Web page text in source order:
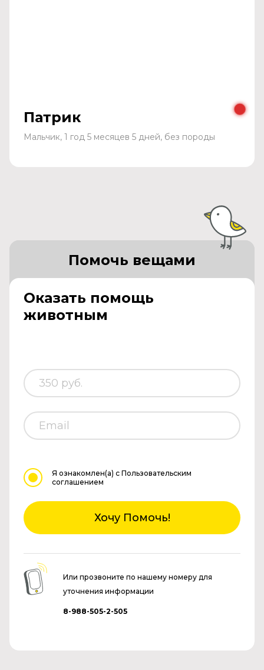
Патрик
Мальчик, 1 год 5 месяцев 5 дней, без породы
Оказать помощь
животным
Помочь вещами
Я ознакомлен(а) с Пользовательским
соглашением
Хочу Помочь!
Или прозвоните по нашему номеру для
уточнения информации
8-988-505-2-505